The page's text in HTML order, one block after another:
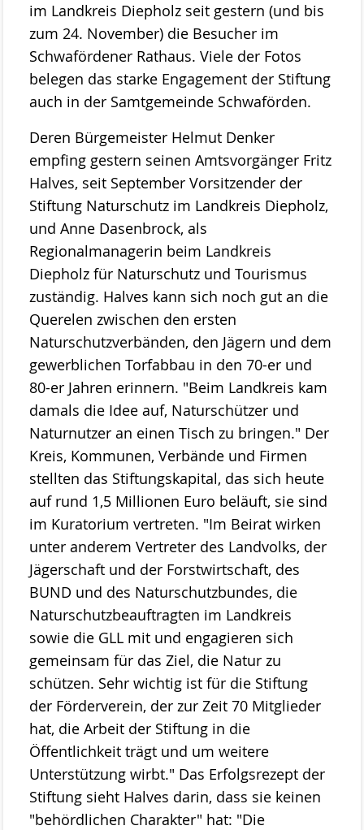
Schulexkursionen
Projektdokumentation
Wildblumenprogramm
Veröffentlichungen
Naturschätze im Landkreis Diepholz
Fliegende Edelsteine
Projekte
ab 2023 MOOSland
ab 2022 PALUDIfarming
ab 2018 NRSP-CANAPE
ab 2013 DBU-Projekt
ab 2009 Ausstellung der Stiftung Naturschutz
Meldungen
Über uns
Geschäftsstelle
Die Gremien der Stiftung Naturschutz
Der Vorstand
Das Kuratorium
Der Beirat
Finanzierung
Förderverein
Satzung der Stiftung Naturschutz
Links
Kontakt
im Landkreis Diepholz seit gestern (und bis
zum 24. November) die Besucher im
Schwafördener Rathaus. Viele der Fotos
belegen das starke Engagement der Stiftung
auch in der Samtgemeinde Schwaförden.
Deren Bürgemeister Helmut Denker
empfing gestern seinen Amtsvorgänger Fritz
Halves, seit September Vorsitzender der
Stiftung Naturschutz im Landkreis Diepholz,
und Anne Dasenbrock, als
Regionalmanagerin beim Landkreis
Diepholz für Naturschutz und Tourismus
zuständig. Halves kann sich noch gut an die
Querelen zwischen den ersten
Naturschutzverbänden, den Jägern und dem
gewerblichen Torfabbau in den 70-er und
80-er Jahren erinnern. "Beim Landkreis kam
damals die Idee auf, Naturschützer und
Naturnutzer an einen Tisch zu bringen." Der
Kreis, Kommunen, Verbände und Firmen
stellten das Stiftungskapital, das sich heute
auf rund 1,5 Millionen Euro beläuft, sie sind
im Kuratorium vertreten. "Im Beirat wirken
unter anderem Vertreter des Landvolks, der
Jägerschaft und der Forstwirtschaft, des
BUND und des Naturschutzbundes, die
Naturschutzbeauftragten im Landkreis
sowie die GLL mit und engagieren sich
gemeinsam für das Ziel, die Natur zu
schützen. Sehr wichtig ist für die Stiftung
der Förderverein, der zur Zeit 70 Mitglieder
hat, die Arbeit der Stiftung in die
Öffentlichkeit trägt und um weitere
Unterstützung wirbt." Das Erfolgsrezept der
Stiftung sieht Halves darin, dass sie keinen
"behördlichen Charakter" hat: "Die